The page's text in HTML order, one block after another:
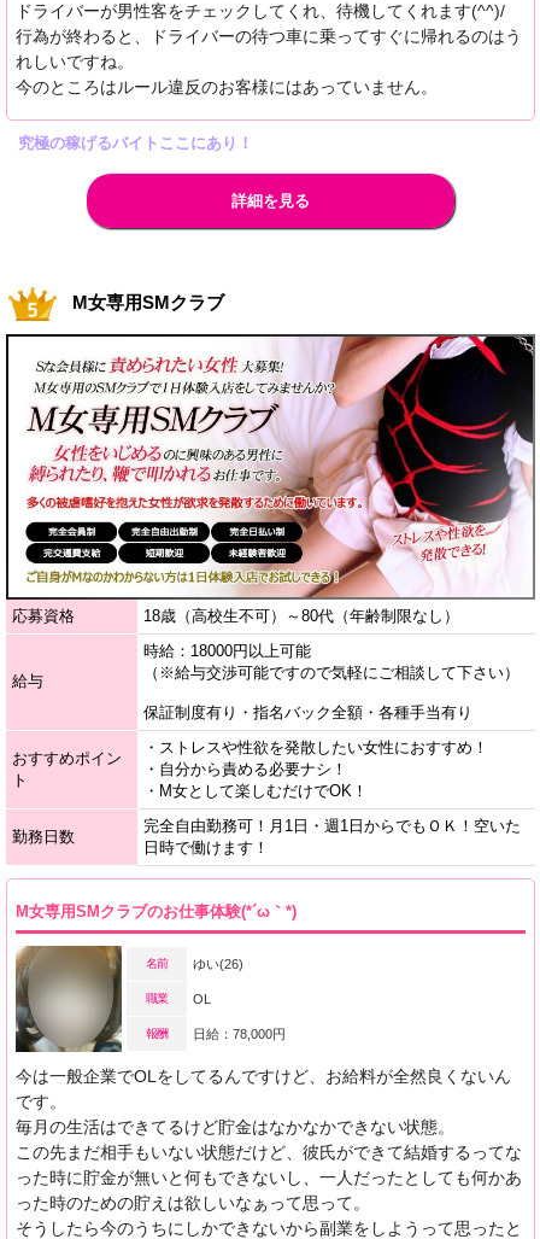
ドライバーが男性客をチェックしてくれ、待機してくれます(^^)/
行為が終わると、ドライバーの待つ車に乗ってすぐに帰れるのはう
れしいですね。
今のところはルール違反のお客様にはあっていません。
究極の稼げるバイトここにあり！
詳細を見る
M女専用SMクラブ
応募資格 18歳（高校生不可）～80代（年齢制限なし）
給与
時給：18000円以上可能
（※給与交渉可能ですので気軽にご相談して下さい）
保証制度有り・指名バック全額・各種手当有り
おすすめポイン
ト
・ストレスや性欲を発散したい女性におすすめ！
・自分から責める必要ナシ！
・M女として楽しむだけでOK！
勤務日数
完全自由勤務可！月1日・週1日からでもＯＫ！空いた
日時で働けます！
M女専用SMクラブのお仕事体験(*´ω｀*)
名前 ゆい(26)
職業 OL
報酬 日給：78,000円
今は一般企業でOLをしてるんですけど、お給料が全然良くないん
です。
毎月の生活はできてるけど貯金はなかなかできない状態。
この先まだ相手もいない状態だけど、彼氏ができて結婚するってな
った時に貯金が無いと何もできないし、一人だったとしても何かあ
った時のための貯えは欲しいなぁって思って。
そうしたら今のうちにしかできないから副業をしようって思ったと